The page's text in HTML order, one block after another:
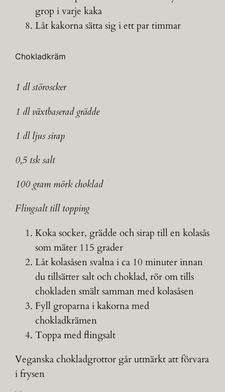
grop i varje kaka
Låt kakorna sätta sig i ett par timmar
Chokladkräm
1 dl störoscker
1 dl växtbaserad grädde
1 dl ljus sirap
0,5 tsk salt
100 gram mörk choklad
Flingsalt till topping
Koka socker, grädde och sirap till en kolasås
som mäter 115 grader
Låt kolasåsen svalna i ca 10 minuter innan
du tillsätter salt och choklad, rör om tills
chokladen smält samman med kolasåsen
Fyll groparna i kakorna med
chokladkrämen
Toppa med flingsalt
Veganska chokladgrottor går utmärkt att förvara
i frysen